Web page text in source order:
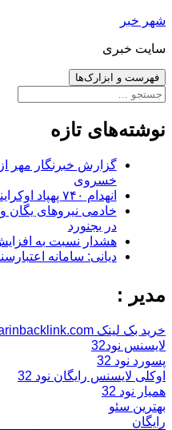
رفتن
نوشته‌ها
شهر خبر
سایت خبری
فهرست و ابزارک‌ها
جستجو
نوشته‌های تازه
گزارش خبرنگار مهر
خسروی
انهدام ۷۴۰ پهپاد اوکراینی طی یک روز
خادمی نیروهای یگان
در بجنورد
هشدار نسبت به
دیانی: سامانه
مدیر :
خرید بک لینک behtarinbacklink.com
لایسنس نود32
پسورد نود 32
اوکلی لایسنس رایگان نود 32
همیار نود 32
بهترین سئو
رایگان